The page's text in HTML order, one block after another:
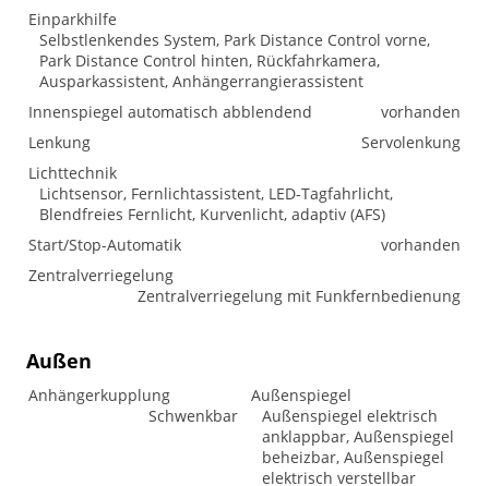
Einparkhilfe
Selbstlenkendes System, Park Distance Control vorne,
Park Distance Control hinten, Rückfahrkamera,
Ausparkassistent, Anhängerrangierassistent
Innenspiegel automatisch abblendend
vorhanden
Lenkung
Servolenkung
Lichttechnik
Lichtsensor, Fernlichtassistent, LED-Tagfahrlicht,
Blendfreies Fernlicht, Kurvenlicht, adaptiv (AFS)
Start/Stop-Automatik
vorhanden
Zentralverriegelung
Zentralverriegelung mit Funkfernbedienung
Außen
Anhängerkupplung
Schwenkbar
Außenspiegel
Außenspiegel elektrisch
anklappbar, Außenspiegel
beheizbar, Außenspiegel
elektrisch verstellbar